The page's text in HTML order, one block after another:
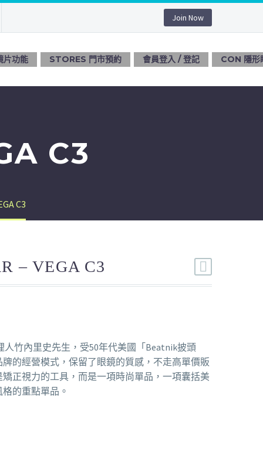
Join Now
功能 STORES 門市預約 會員登入 / 登記 CON 隱形
C3
C3
– VEGA C3
人竹內里史先生，受50年代美國「Beatnik披頭
的經營模式，保留了眼鏡的質感，不走高單價販
正視力的工具，而是一項時尚單品，一項囊括美
的重點單品。